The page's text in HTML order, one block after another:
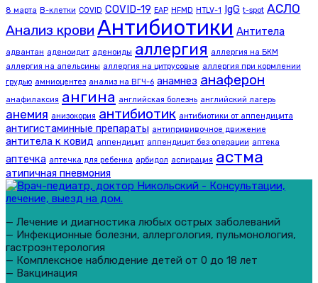
8 марта B-клетки COVID COVID-19 EAP HFMD HTLV-1 IgG t-spot АСЛО
Анализ крови Антибиотики Антитела
адвантан аденоидит аденоиды аллергия аллергия на БКМ
аллергия на апельсины аллергия на цитрусовые аллергия при кормлении
грудью амниоцентез анализ на ВГЧ-6 анамнез анаферон
анафилаксия ангина английская болезнь английский лагерь
анемия анизокория антибиотик антибиотики от аппендицита
антигистаминные препараты антипрививочное движение
антитела к ковид аппендицит аппендицит без операции аптека
аптечка аптечка для ребенка арбидол аспирация астма
атипичная пневмония
— Лечение и диагностика любых острых заболеваний
— Инфекционные болезни, аллергология, пульмонология,
гастроэнтерология
— Комплексное наблюдение детей от 0 до 18 лет
— Вакцинация